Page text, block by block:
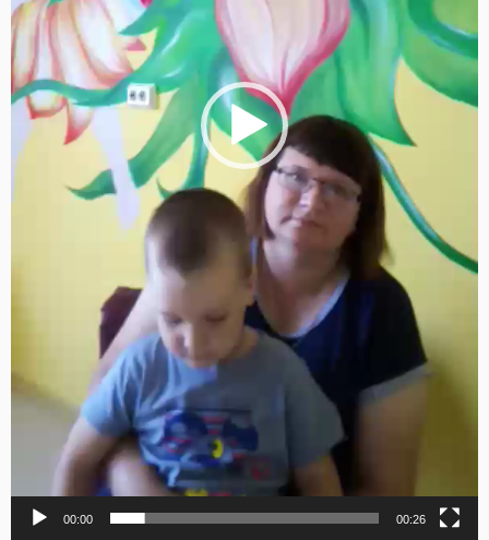
00:00 00:26